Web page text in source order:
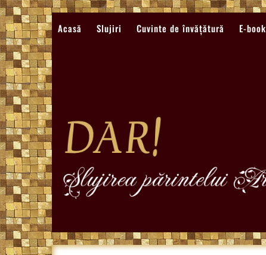
Sari
la
conținut
Acasă Slujiri Cuvinte de învățătură E-book